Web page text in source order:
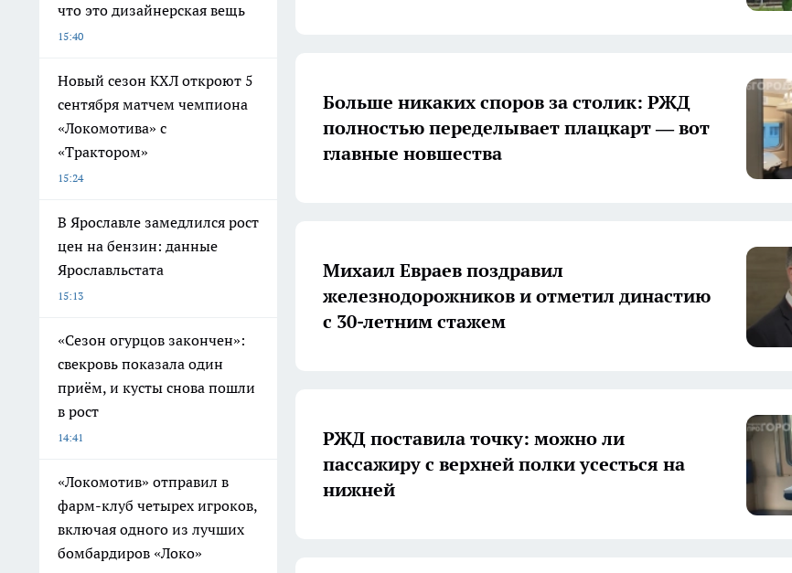
что это дизайнерская вещь
15:40
Новый сезон КХЛ откроют 5
сентября матчем чемпиона
«Локомотива» с
«Трактором»
15:24
В Ярославле замедлился рост
цен на бензин: данные
Ярославльстата
15:13
«Сезон огурцов закончен»:
свекровь показала один
приём, и кусты снова пошли
в рост
14:41
«Локомотив» отправил в
фарм-клуб четырех игроков,
включая одного из лучших
бомбардиров «Локо»
Больше никаких споров за столик: РЖД
полностью переделывает плацкарт — вот
главные новшества
Михаил Евраев поздравил
железнодорожников и отметил династию
с 30-летним стажем
РЖД поставила точку: можно ли
пассажиру с верхней полки усесться на
нижней